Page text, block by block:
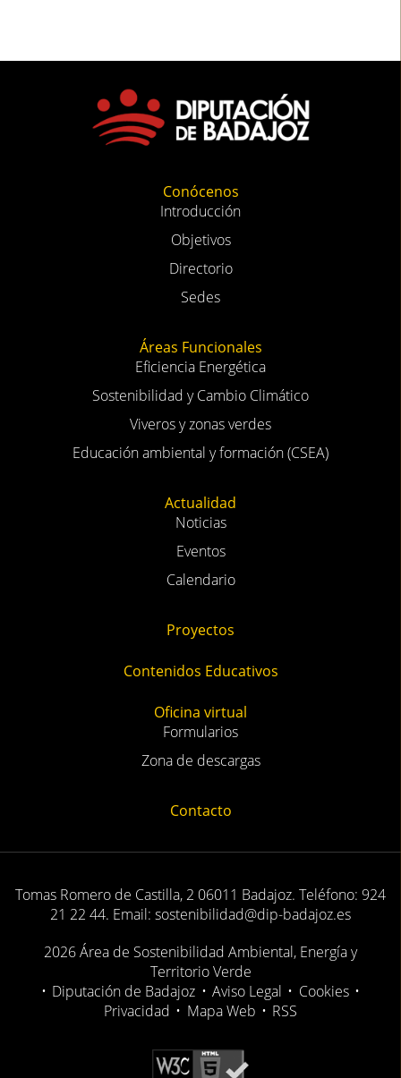
Conócenos
Introducción
Objetivos
Directorio
Sedes
Áreas Funcionales
Eficiencia Energética
Sostenibilidad y Cambio Climático
Viveros y zonas verdes
Educación ambiental y formación (CSEA)
Actualidad
Noticias
Eventos
Calendario
Proyectos
Contenidos Educativos
Oficina virtual
Formularios
Zona de descargas
Contacto
Tomas Romero de Castilla, 2 06011 Badajoz. Teléfono: 924
21 22 44. Email: sostenibilidad@dip-badajoz.es
2026 Área de Sostenibilidad Ambiental, Energía y
Territorio Verde
• Diputación de Badajoz • Aviso Legal • Cookies •
Privacidad • Mapa Web • RSS